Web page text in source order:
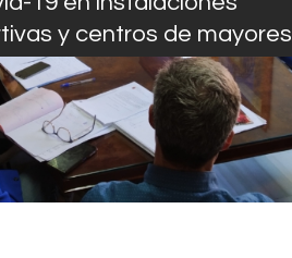
y centros de mayores